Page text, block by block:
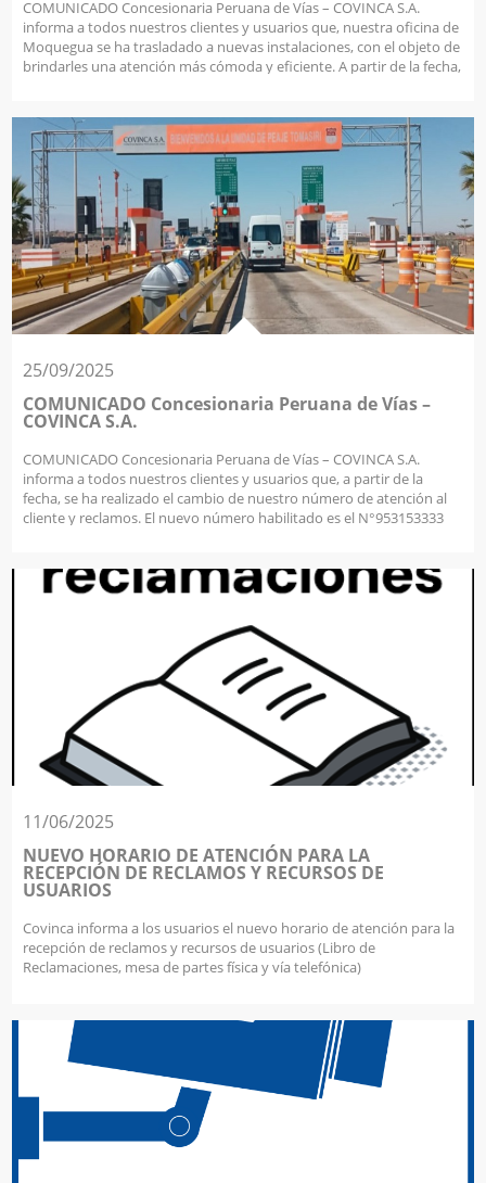
COMUNICADO Concesionaria Peruana de Vías – COVINCA S.A.
informa a todos nuestros clientes y usuarios que, nuestra oficina de
Moquegua se ha trasladado a nuevas instalaciones, con el objeto de
brindarles una atención más cómoda y eficiente. A partir de la fecha,
Tambien informa a todos nuestros clientes y usuarios que, a partir
de la fecha, se ha realizado el cambio de nuestro número de
atención al cliente y reclamos. El nuevo número habilitado es el N°
953153333 Les pedimos tomar nota de esta actualización para
cualquier consulta, solicitud o reclamo relacionado con nuestros
servicios. Agradecemos su compresión y preferencia. Los
esperamos en nuestras nuevas oficinas para seguir atendiéndolos
con la misma calidad y compromiso de siempre. Atentamente,
COVINCA S.A.
25/09/2025
COMUNICADO Concesionaria Peruana de Vías –
COVINCA S.A.
COMUNICADO Concesionaria Peruana de Vías – COVINCA S.A.
informa a todos nuestros clientes y usuarios que, a partir de la
fecha, se ha realizado el cambio de nuestro número de atención al
cliente y reclamos. El nuevo número habilitado es el N°953153333
Reafirmamos nuestro compromiso de seguir brindando una
atención oportuna, transparente y de calidad a todos nuestros
Moquegua, 25 de septiembre de 2025.
11/06/2025
NUEVO HORARIO DE ATENCIÓN PARA LA
RECEPCIÓN DE RECLAMOS Y RECURSOS DE
USUARIOS
Covinca informa a los usuarios el nuevo horario de atención para la
recepción de reclamos y recursos de usuarios (Libro de
Reclamaciones, mesa de partes física y vía telefónica)